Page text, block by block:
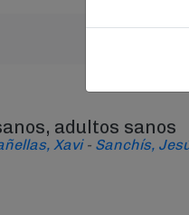
adultos sanos
Xavi- Sanchís,